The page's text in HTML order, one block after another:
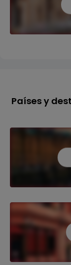
Países y